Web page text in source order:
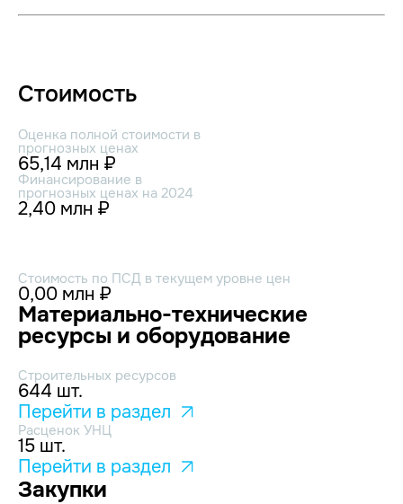
Стоимость
Оценка полной стоимости в
прогнозных ценах
65,14 млн ₽
Финансирование в
прогнозных ценах на 2024
2,40 млн ₽
Стоимость по ПСД в текущем уровне цен
0,00 млн ₽
Материально-технические
ресурсы и оборудование
Строительных ресурсов
644 шт.
Перейти в раздел
Расценок УНЦ
15 шт.
Перейти в раздел
Закупки